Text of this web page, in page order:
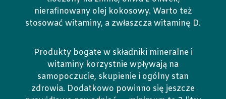
nierafinowany olej kokosowy. Warto też
stosować witaminy, a zwłaszcza witaminę D.
Produkty bogate w składniki mineralne i
witaminy korzystnie wpływają na
samopoczucie, skupienie i ogólny stan
zdrowia. Dodatkowo powinno się jeszcze